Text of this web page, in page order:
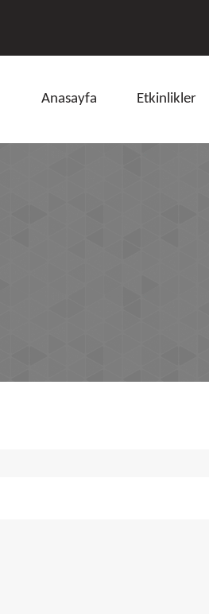
Anasayfa Etkinlikler